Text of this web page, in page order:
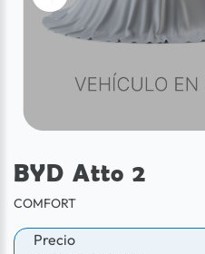
BYD Atto 2
COMFORT
Precio